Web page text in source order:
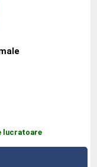
lucratoare